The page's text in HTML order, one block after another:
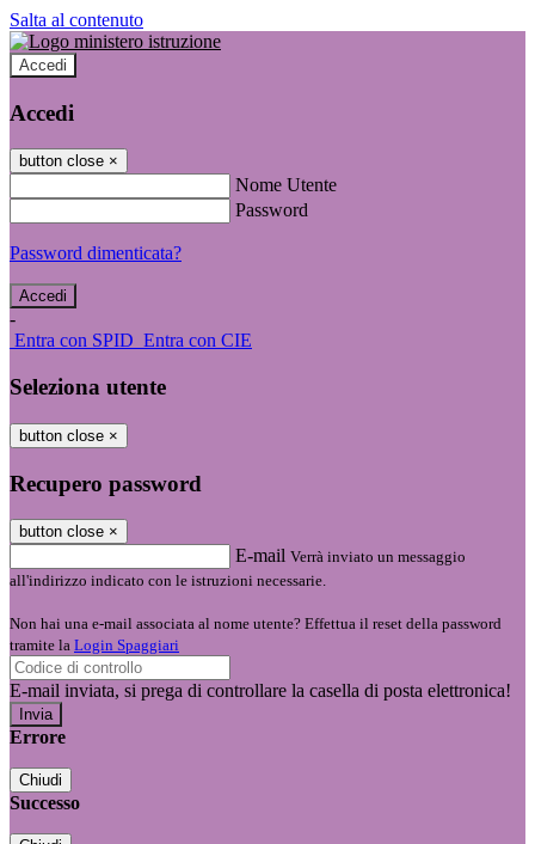
Salta al contenuto
Accedi
Accedi
button close ×
Nome Utente
Password
Password dimenticata?
-
Entra con SPID Entra con CIE
Seleziona utente
button close ×
Recupero password
button close ×
E-mail Verrà inviato un messaggio
all'indirizzo indicato con le istruzioni necessarie.
Non hai una e-mail associata al nome utente? Effettua il reset della password
tramite la Login Spaggiari
E-mail inviata, si prega di controllare la casella di posta elettronica!
Errore
Chiudi
Successo